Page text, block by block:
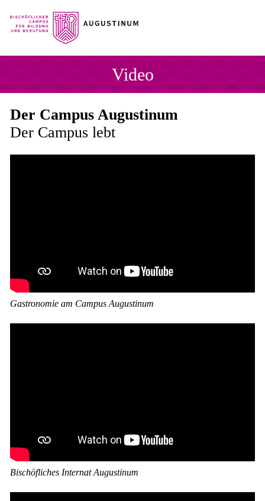
Sprung zum Hauptinhalt
Sprung zur Fusszeile
Video
Der Campus Augustinum
Der Campus lebt
Gastronomie am Campus Augustinum
Bischöfliches Internat Augustinum